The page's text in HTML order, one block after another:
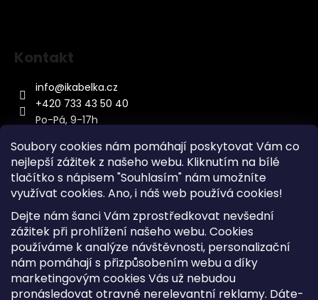
Soubory cookies nám pomáhají poskytovat Vám co
nejlepší zážitek z našeho webu. Kliknutím na bílé
tlačítko s nápisem "Souhlasím" nám umožníte
využívat cookies. Ano, i náš web používá cookies!
Dejte nám šanci Vám zprostředkovat nevšední
zážitek při prohlížení našeho webu. Cookies
používáme k analýze návštěvnosti, personalizační
nám pomáhají s přizpůsobením webu a díky
marketingovým cookies Vás už nebudou
pronásledovat otravné nerelevantní reklamy. Dáte-
Kontakt
info@ikabelka.cz
+420 733 43 50 40
Po-Pá, 9-17h
Kontakt
Sitemap
Doprava a Platba
Reklamace Zboží
Obchodní podmínky